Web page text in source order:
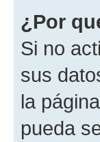
¿Por
Si no
sus
la
pueda